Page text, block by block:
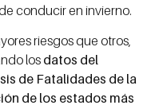
conducir en invierno.
riesgos que otros,
los datos del
de Fatalidades de la
de los estados más